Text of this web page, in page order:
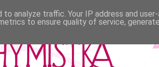
analyze traffic. Your IP address and
to ensure quality of service,